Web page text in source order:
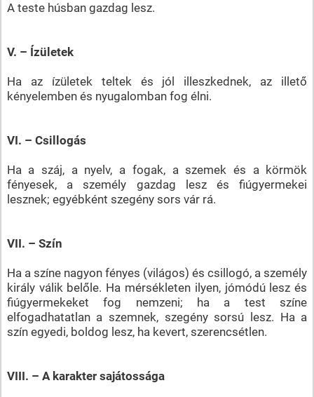
A teste húsban gazdag lesz.
V. – Ízületek
Ha az ízületek teltek és jól illeszkednek, az illető
kényelemben és nyugalomban fog élni.
VI. – Csillogás
Ha a száj, a nyelv, a fogak, a szemek és a körmök
fényesek, a személy gazdag lesz és fiúgyermekei
lesznek; egyébként szegény sors vár rá.
VII. – Szín
Ha a színe nagyon fényes (világos) és csillogó, a személy
király válik belőle. Ha mérsékleten ilyen, jómódú lesz és
fiúgyermekeket fog nemzeni; ha a test színe
elfogadhatatlan a szemnek, szegény sorsú lesz. Ha a
szín egyedi, boldog lesz, ha kevert, szerencsétlen.
VIII. – A karakter sajátossága